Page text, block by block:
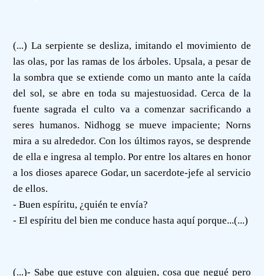
(...) La serpiente se desliza, imitando el movimiento de
las olas, por las ramas de los árboles. Upsala, a pesar de
la sombra que se extiende como un manto ante la caída
del sol, se abre en toda su majestuosidad. Cerca de la
fuente sagrada el culto va a comenzar sacrificando a
seres humanos. Nidhogg se mueve impaciente; Norns
mira a su alrededor. Con los últimos rayos, se desprende
de ella e ingresa al templo. Por entre los altares en honor
a los dioses aparece Godar, un sacerdote-jefe al servicio
de ellos.
- Buen espíritu, ¿quién te envía?
- El espíritu del bien me conduce hasta aquí porque...(...)
(...)- Sabe que estuve con alguien, cosa que negué pero